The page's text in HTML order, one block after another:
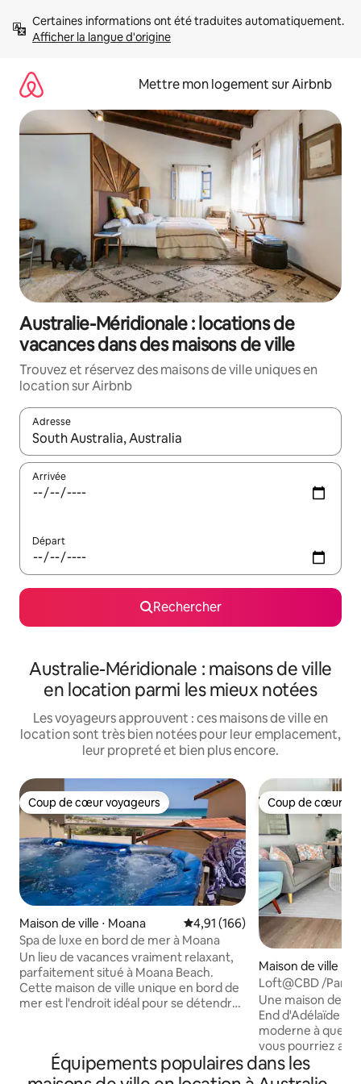
directement
Afficher la langue d'origine
Mettre mon logement sur Airbnb
Australie-Méridionale : locations de
vacances dans des maisons de ville
Trouvez et réservez des maisons de ville uniques en
location sur Airbnb
Adresse
Lorsque les résultats s'affichent, utilisez les flèches vers le
Arrivée
Départ
Rechercher
Australie-Méridionale : maisons de ville
en location parmi les mieux notées
Les voyageurs approuvent : ces maisons de ville en
location sont très bien notées pour leur emplacement,
leur propreté et bien plus encore.
Coup de cœur voyageurs
Coup de cœur voyageurs
Maison de ville ⋅ Moana Évaluation moyenne sur la
4,91 (166)
Spa de luxe en bord de mer à Moana
Un lieu de vacances vraiment relaxant,
parfaitement situé à Moana Beach.
Cette maison de ville unique en bord de
mer est l'endroit idéal pour se détendre
journées à la plage ou dans les vignobles
et détendez-vous dans le spa pour six
personnes au coucher du soleil sur l'eau.
Coup de cœur
Coup de cœur
Maison de ville ⋅
Loft@CBD /
Town/Marché
Une maison de
End d'Adélaïde
moderne à
vous pourriez
quartier des affaires
et les
Équipements populaires dans les